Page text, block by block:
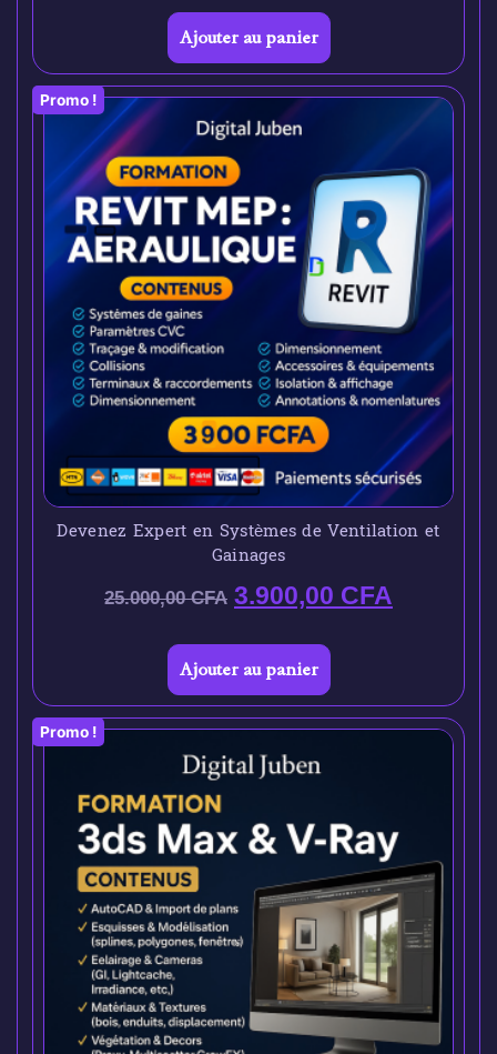
Ajouter au panier
Promo !
Devenez Expert en Systèmes de Ventilation et
Gainages
25.000,00CFA 3.900,00 CFA
Ajouter au panier
Promo !